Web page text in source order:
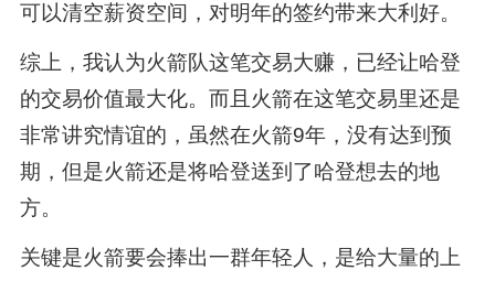
可以清空薪资空间，对明年的签约带来大利好。
综上，我认为火箭队这笔交易大赚，已经让哈登
的交易价值最大化。而且火箭在这笔交易里还是
非常讲究情谊的，虽然在火箭9年，没有达到预
期，但是火箭还是将哈登送到了哈登想去的地
方。
关键是火箭要会捧出一群年轻人，是给大量的上